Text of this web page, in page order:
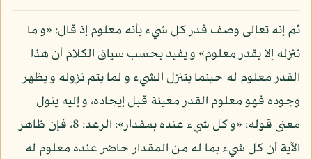
ثم إنه تعالى وصف قدر كل شيء بأنه معلوم إذ قال: «و ما
ننزله إلا بقدر معلوم» و يفيد بحسب سياق الكلام أن هذا
القدر معلوم له حينما يتنزل الشيء و لما يتم نزوله و يظهر
وجوده فهو معلوم القدر معينة قبل إيجاده، و إليه يئول
معنى قوله: «و كل شيء عنده بمقدار»: الرعد: 8، فإن ظاهر
الآية أن كل شيء بما له من المقدار حاضر عنده معلوم له